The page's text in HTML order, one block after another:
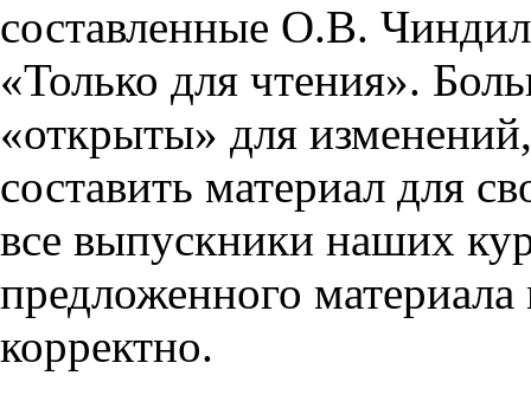
составленные О.В.
«Только для чтения».
«открыты» для
составить материал для
все выпускники наших
предложенного
корректно.